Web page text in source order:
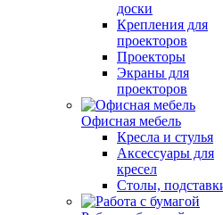
доски
Крепления для
проекторов
Проекторы
Экраны для
проекторов
Офисная мебель
Кресла и стулья
Аксессуары для
кресел
Столы,